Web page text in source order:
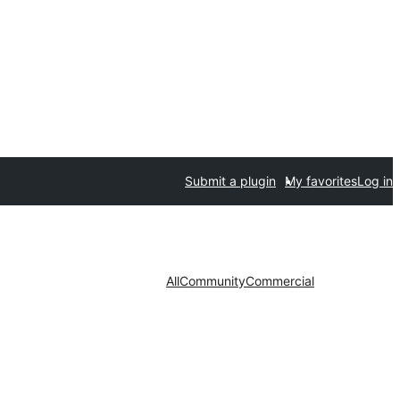
Submit a plugin My favoritesLog in
AllCommunityCommercial